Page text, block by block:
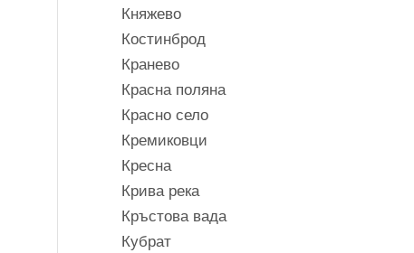
Княжево
Костинброд
Кранево
Красна поляна
Красно село
Кремиковци
Кресна
Крива река
Кръстова вада
Кубрат